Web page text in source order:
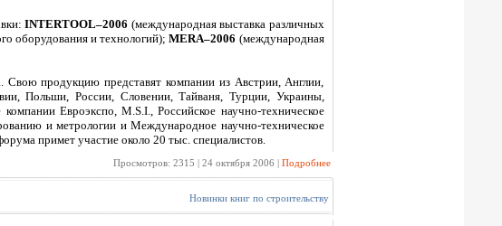
INTERTOOL–2006 (международная выставка различных
оборудования и технологий);MERA–2006 (международная
продукцию представят компании из Австрии, Англии,
Польши, России, Словении, Тайваня, Турции, Украины,
Евроэкспо, M.S.I., Российское научно-техническое
и метрологии и Международное научно-техническое
примет участие около 20 тыс. специалистов.
Просмотров: 2315 | 24 октября 2006 | Подробнее
Новинки книг по строительству